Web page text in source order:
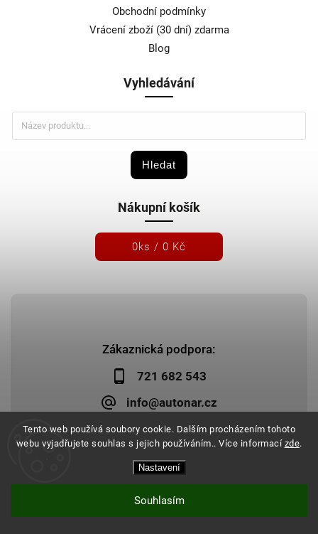
Tento web používá soubory cookie. Dalším procházením tohoto
webu vyjadřujete souhlas s jejich používáním.. Více informací zde.
Nastavení
Souhlasím
Zákaznická podpora:
721 682 543
info@autonar.cz
Obchodní podmínky
Vrácení zboží (30 dní) zdarma
Blog
Vyhledávání
Hledat
Nákupní košík
0ks / 0 Kč
Autonar.cz. Všechna práva vyhrazena.
| Design Shoptak.cz